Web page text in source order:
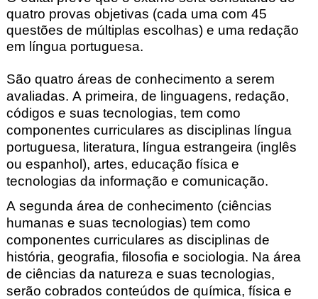
quatro provas objetivas (cada uma com 45
questões de múltiplas escolhas) e uma redação
em língua portuguesa.
São quatro áreas de conhecimento a serem
avaliadas. A primeira, de linguagens, redação,
códigos e suas tecnologias, tem como
componentes curriculares as disciplinas língua
portuguesa, literatura, língua estrangeira (inglês
ou espanhol), artes, educação física e
tecnologias da informação e comunicação.
A segunda área de conhecimento (ciências
humanas e suas tecnologias) tem como
componentes curriculares as disciplinas de
história, geografia, filosofia e sociologia. Na área
de ciências da natureza e suas tecnologias,
serão cobrados conteúdos de química, física e